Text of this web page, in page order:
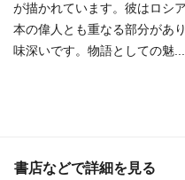
が描かれています。彼はロシ
本の偉人とも重なる部分があ
味深いです。物語としての魅...
書店などで詳細を見る